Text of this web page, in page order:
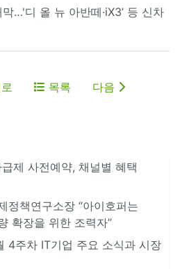
…'디 올 뉴 아반떼·iX3’ 등 신차
목록 다음
제 사전예약, 채널별 혜택
정책연구소장 “아이호퍼는
확장을 위한 조력자”
4주차 IT기업 주요 소식과 시장